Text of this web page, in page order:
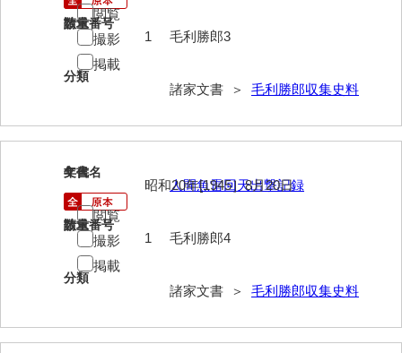
岩崎家文書（鹿野町）
岩見博幸収集史料
上田家文書（防府市）
上松氏収集文書
氏本家文書
宇多田家文書
内田家文書（豊中市）
請求番号
毛利勝郎3
分類
諸家文書 ＞ 毛利勝郎収集史料
数量
1
閲覧
撮影
掲載
4
文書名
人間魚雷回天出撃記録
請求番号
毛利勝郎4
分類
諸家文書 ＞ 毛利勝郎収集史料
年代
昭和20年[1945］8月20日
数量
1
閲覧
撮影
掲載